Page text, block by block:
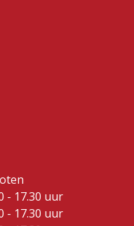
- 17.30 uur
- 17.30 uur